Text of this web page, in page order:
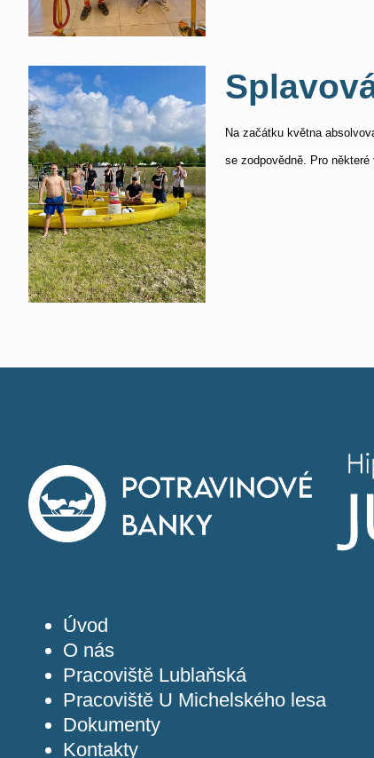
Na začátku května
se zodpovědně. Pro
Úvod
O nás
Pracoviště Lublaňská
Pracoviště U Michelského lesa
Dokumenty
Kontakty